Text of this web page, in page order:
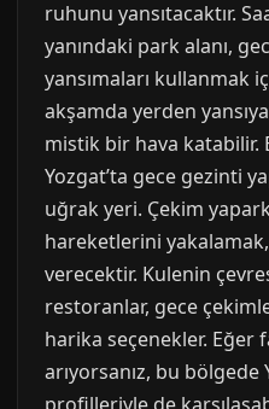
ruhunu yansıtacaktır.
yanındaki park alanı,
yansımaları kullanmak
akşamda yerden
mistik bir hava katabilir.
Yozgat’ta gece gezinti
uğrak yeri. Çekim
hareketlerini
verecektir. Kulenin
restoranlar, gece
harika seçenekler. Eğer
arıyorsanız, bu bölgede